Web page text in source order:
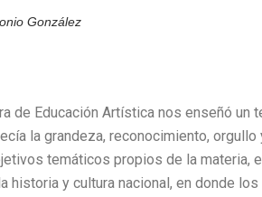
González
de Educación Artística nos enseñó un
la grandeza, reconocimiento,
temáticos propios de la
historia y cultura nacional, en donde